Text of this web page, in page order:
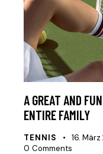
A GREAT AND
ENTIRE FAMILY
TENNIS 16.
0 Comments